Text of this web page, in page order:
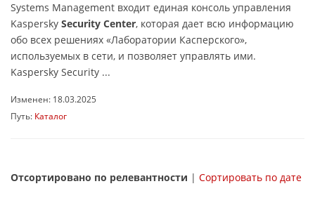
Systems Management входит единая консоль управления
Kaspersky Security Center, которая дает всю информацию
обо всех решениях «Лаборатории Касперского»,
используемых в сети, и позволяет управлять ими.
Kaspersky Security ...
Изменен: 18.03.2025
Путь: Каталог
Отсортировано по релевантности | Сортировать по дате